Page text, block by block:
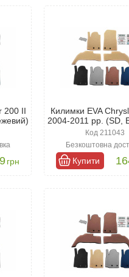
200 II
грн
Килимки EVA
2004-2011 рр. (SD,
Код 211043
Безкоштовна
Купити